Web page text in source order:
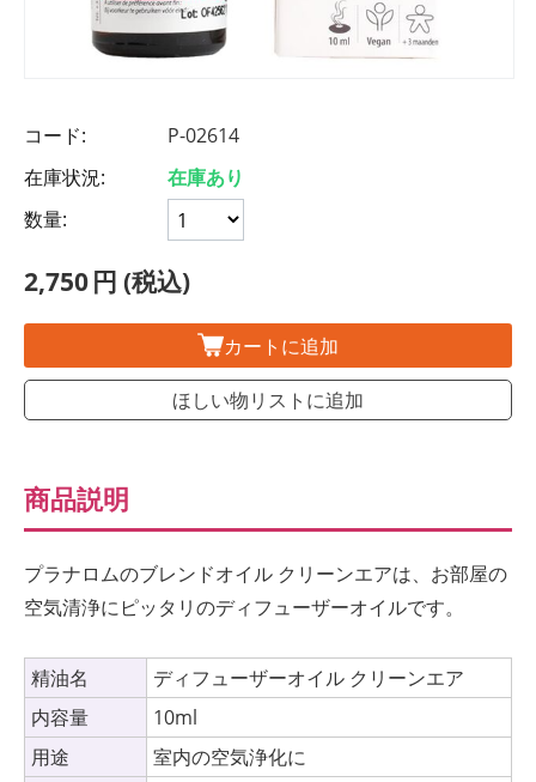
コード:
P-02614
在庫状況:
在庫あり
数量:
2,750円 (税込)
カートに追加
ほしい物リストに追加
商品説明
プラナロムのブレンドオイル クリーンエアは、お部屋の
空気清浄にピッタリのディフューザーオイルです。
精油名
ディフューザーオイル クリーンエア
内容量
10ml
用途
室内の空気浄化に